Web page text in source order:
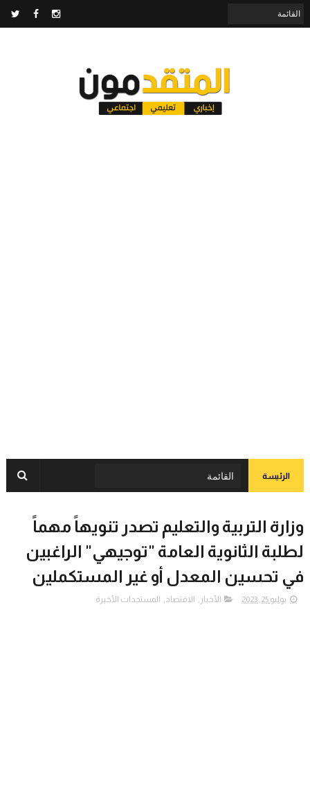
الرئيسة
وزارة التربية والتعليم تصدر تنويهاً مهماً
لطلبة الثانوية العامة "توجيهي" الراغبين
في تحسين المعدل أو غير المستكملين
يوليو 25, 2023 الأخبار , الاقتصاد, المستجدات الأخيرة